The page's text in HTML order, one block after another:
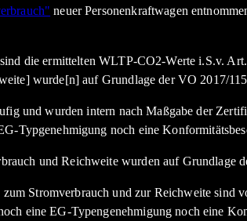
neuer Personenkraftwagen
die ermittelten WLTP-CO2-Werte i.S.v.
wurde[n] auf Grundlage der VO 2017/
und wurden intern nach Maßgabe der
Typgenehmigung noch eine
und Reichweite wurden auf Grundlage
Stromverbrauch und zur Reichweite
eine EG-Typengenehmigung noch eine